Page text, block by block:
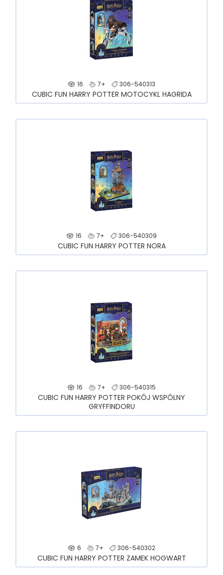
16 7+ 306-540313
CUBIC FUN HARRY POTTER MOTOCYKL HAGRIDA
16 7+ 306-540309
CUBIC FUN HARRY POTTER NORA
16 7+ 306-540315
CUBIC FUN HARRY POTTER POKÓJ WSPÓLNY
GRYFFINDORU
6 7+ 306-540302
CUBIC FUN HARRY POTTER ZAMEK HOGWART